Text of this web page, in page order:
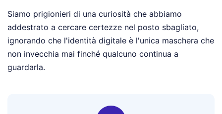
Siamo prigionieri di una curiosità che abbiamo
addestrato a cercare certezze nel posto sbagliato,
ignorando che l'identità digitale è l'unica maschera che
non invecchia mai finché qualcuno continua a
guardarla.